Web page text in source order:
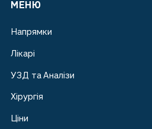
МЕНЮ
Напрямки
Лікарі
УЗД та Аналізи
Хірургія
Ціни